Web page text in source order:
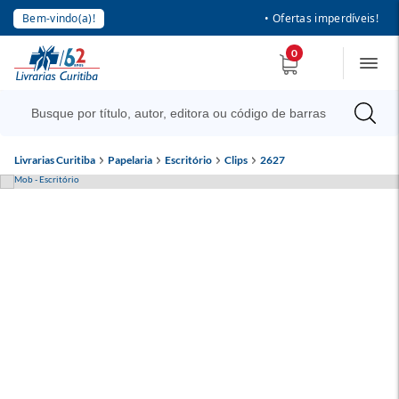
Bem-vindo(a)! • Ofertas imperdíveis!
0
Livrarias Curitiba Papelaria Escritório Clips 2627